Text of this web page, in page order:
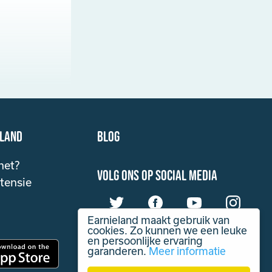
Earnieland maakt gebruik van
cookies. Zo kunnen we een leuke
en persoonlijke ervaring
garanderen.Meer informatie
Blog
volg ons op social media